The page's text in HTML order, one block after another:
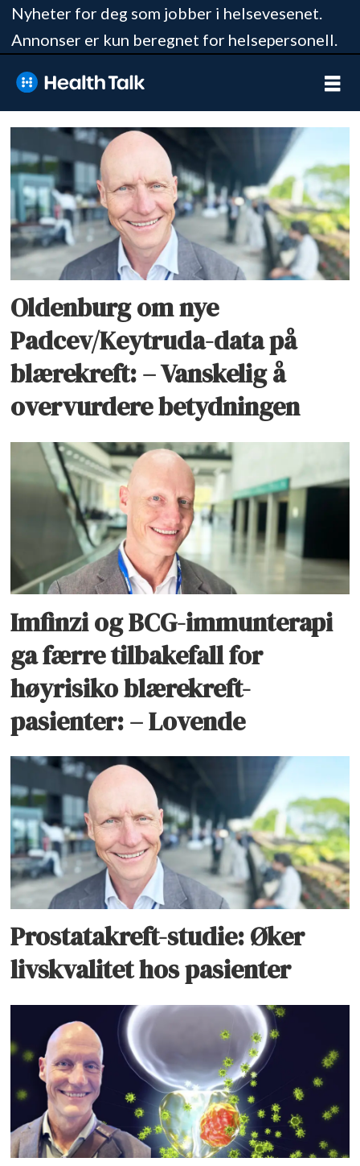
Nyheter for deg som jobber i helsevesenet.
Annonser er kun beregnet for helsepersonell.
Tag:
jan
oldenburg
Oldenburg om nye
Padcev/Keytruda-data på
blærekreft: – Vanskelig å
overvurdere betydningen
Imfinzi og BCG-immunterapi
ga færre tilbakefall for
høyrisiko blærekreft-
pasienter: – Lovende
Prostatakreft-studie: Øker
livskvalitet hos pasienter